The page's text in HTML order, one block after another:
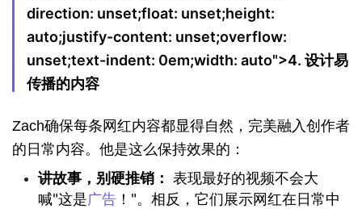
direction: unset;float: unset;height:
auto;justify-content: unset;overflow:
unset;text-indent: 0em;width: auto">4. 设计易
传播的内容
Zach确保每条网红内容都显得自然，完美融入创作者
的日常内容。他是这么保持效果的：
讲故事，别硬推销： 表现最好的视频不会大
喊"这是广告 ！"。相反，它们展示网红在日常中